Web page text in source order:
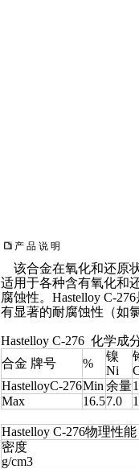
产 品 说 明
该合金在氧化和还原
适用于各种含有氧化和
腐蚀性。Hastelloy C-
有显著的耐腐蚀性（如
Hastelloy C-276 化学成
合金 牌号
%
镍
Ni
HastelloyC-276Min 余量
Max
16.57.0
Hastelloy C-276物理性
密度
g/cm3